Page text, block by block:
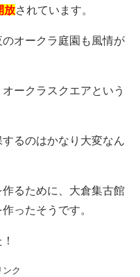
放されています。
オークラ庭園も風情が
ークラスクエアという
るのはかなり大変なん
るために、大倉集古館
ったそうです。
ンク